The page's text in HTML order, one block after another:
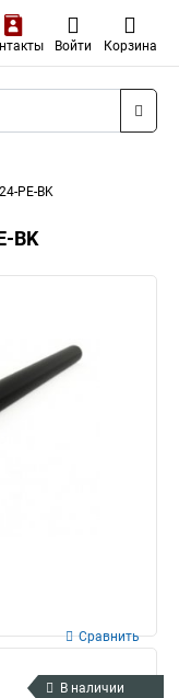
Войти Корзина
PE-BK
BK
Сравнить
В наличии